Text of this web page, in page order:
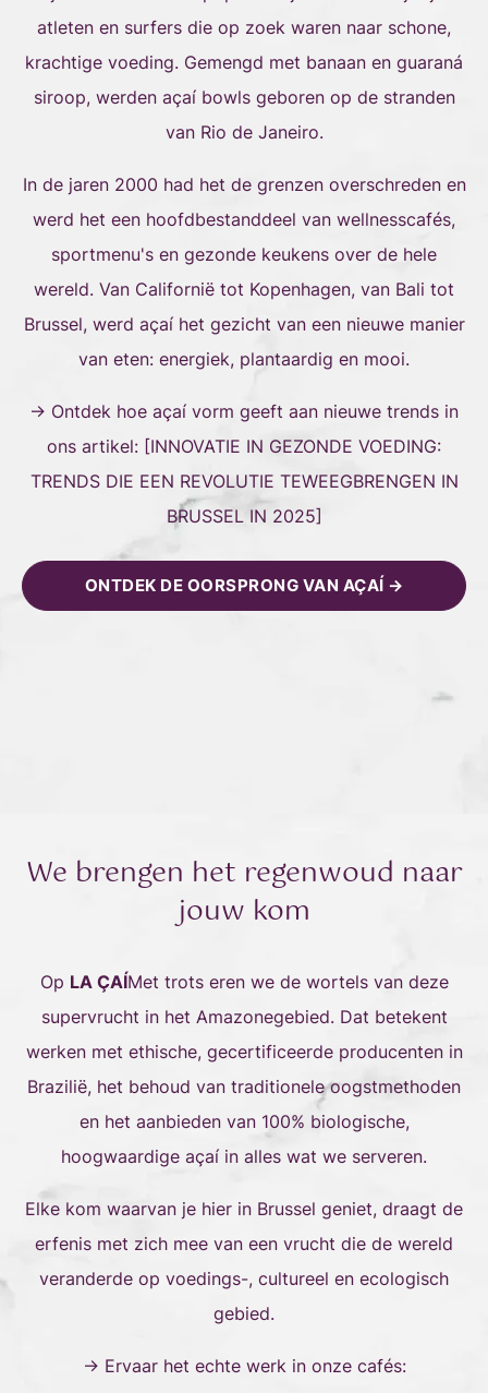
atleten en surfers die op zoek waren naar schone,
krachtige voeding. Gemengd met banaan en guaraná
siroop, werden açaí bowls geboren op de stranden
van Rio de Janeiro.
In de jaren 2000 had het de grenzen overschreden en
werd het een hoofdbestanddeel van wellnesscafés,
sportmenu's en gezonde keukens over de hele
wereld. Van Californië tot Kopenhagen, van Bali tot
Brussel, werd açaí het gezicht van een nieuwe manier
van eten: energiek, plantaardig en mooi.
→ Ontdek hoe açaí vorm geeft aan nieuwe trends in
ons artikel: [INNOVATIE IN GEZONDE VOEDING:
TRENDS DIE EEN REVOLUTIE TEWEEGBRENGEN IN
BRUSSEL IN 2025]
ONTDEK DE OORSPRONG VAN AÇAÍ →
We brengen het regenwoud naar
jouw kom
Op LA ÇAÍMet trots eren we de wortels van deze
supervrucht in het Amazonegebied. Dat betekent
werken met ethische, gecertificeerde producenten in
Brazilië, het behoud van traditionele oogstmethoden
en het aanbieden van 100% biologische,
hoogwaardige açaí in alles wat we serveren.
Elke kom waarvan je hier in Brussel geniet, draagt de
erfenis met zich mee van een vrucht die de wereld
veranderde op voedings-, cultureel en ecologisch
gebied.
→ Ervaar het echte werk in onze cafés: